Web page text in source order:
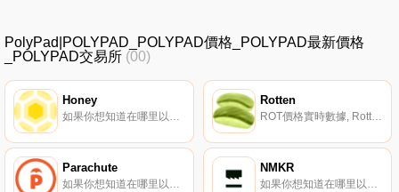
PolyPad|POLYPAD_POLYPAD價格_POLYPAD最新價格
_POLYPAD交易所 (00)
Honey Rotten
Parachute
如果你想知道在哪里以當前價格購買Parachute,目前交易{Parachute]股票的頂級加密貨幣交易所是CoinW、Uniswap（V2）和Mercatox。您可以在我們的加密貨幣交易所頁面上找到其他列表。Parachute是PAR背后的去中心化自治組織（DAO）和社區.
NMKR
如果你想知道在哪里以當前價格購買NMKR,目前交易{NMKR]股票的頂級加密貨幣交易所是Bitrue和LCX Exchange。您可以在我們的加密貨幣交易所頁面上找到其他列表.